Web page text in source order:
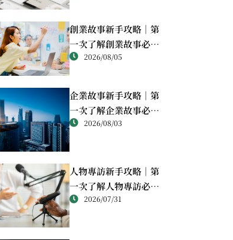
創業故事新手攻略｜第
一次了解創業故事必讀
重點2026/08/05
企業故事新手攻略｜第
一次了解企業故事必讀
重點2026/08/03
人物專訪新手攻略｜第
一次了解人物專訪必讀
重點2026/07/31